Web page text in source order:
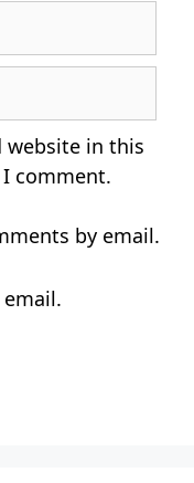
website in this
comment.
by email.